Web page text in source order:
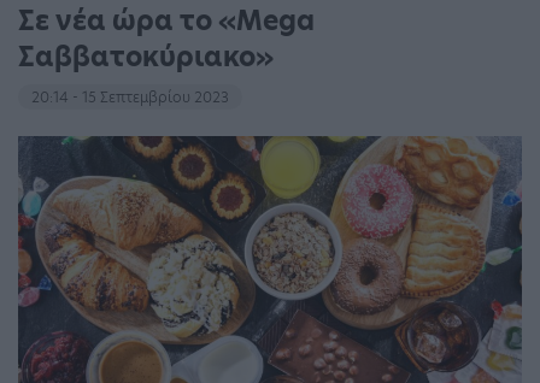
Σε νέα ώρα το «Mega
Σαββατοκύριακο»
20:14 - 15 Σεπτεμβρίου 2023